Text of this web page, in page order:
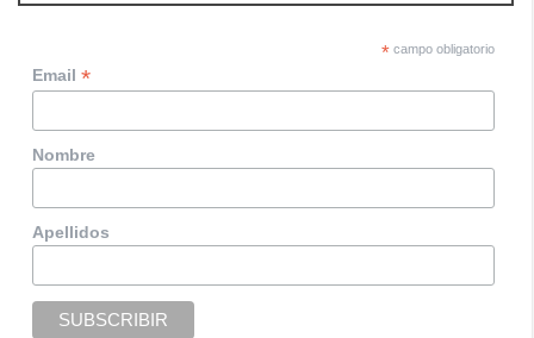
*campo obligatorio
Email*
Nombre
Apellidos